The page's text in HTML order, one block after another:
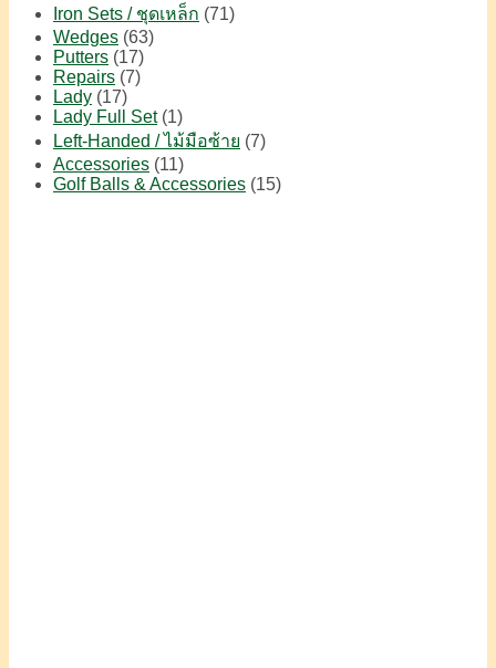
Iron Sets / ชุดเหล็ก (71)
Wedges (63)
Putters (17)
Repairs (7)
Lady (17)
Lady Full Set (1)
Left-Handed / ไม้มือซ้าย (7)
Accessories (11)
Golf Balls & Accessories (15)